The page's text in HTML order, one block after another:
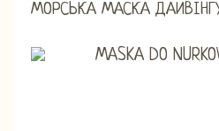
МОРСЬКА МАСКА